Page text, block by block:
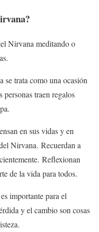
Nirvana meditando o
trata como una ocasión
traen regalos
en sus vidas y en
Nirvana. Recuerdan a
Reflexionan
de la vida para todos.
importante para el
y el cambio son cosas